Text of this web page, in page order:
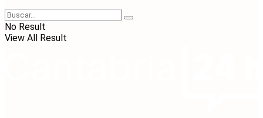
No Result
View All Result